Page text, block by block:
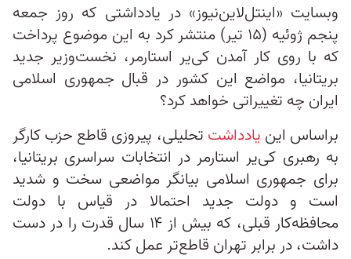
وبسایت «اینتل‌لاین‌نیوز» در یادداشتی که روز جمعه
پنجم ژوئیه (۱۵ تیر) منتشر کرد به این موضوع پرداخت
که با روی کار آمدن کی‌یر استارمر، نخست‌وزیر جدید
بریتانیا، مواضع این کشور در قبال جمهوری اسلامی
ایران چه تغییراتی خواهد کرد؟
براساس این یادداشت تحلیلی، پیروزی قاطع حزب کارگر
به رهبری کی‌یر استارمر در انتخابات سراسری بریتانیا،
برای جمهوری اسلامی بیانگر مواضعی سخت و شدید
است و دولت جدید احتمالا در قیاس با دولت
محافظه‌کار قبلی، که بیش از ۱۴ سال قدرت را در دست
داشت، در برابر تهران قاطع‌تر عمل کند.